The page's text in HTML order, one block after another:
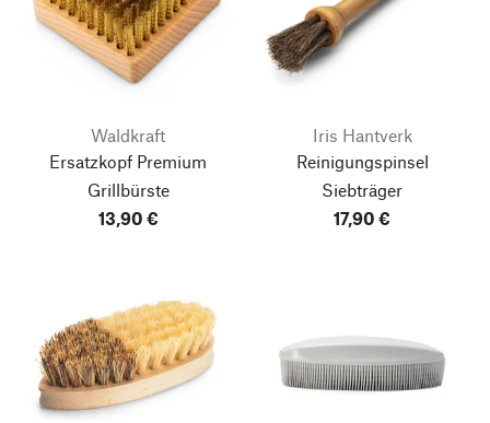
Waldkraft
Ersatzkopf Premium
Grillbürste
13,90 €
Iris Hantverk
Reinigungspinsel
Siebträger
17,90 €